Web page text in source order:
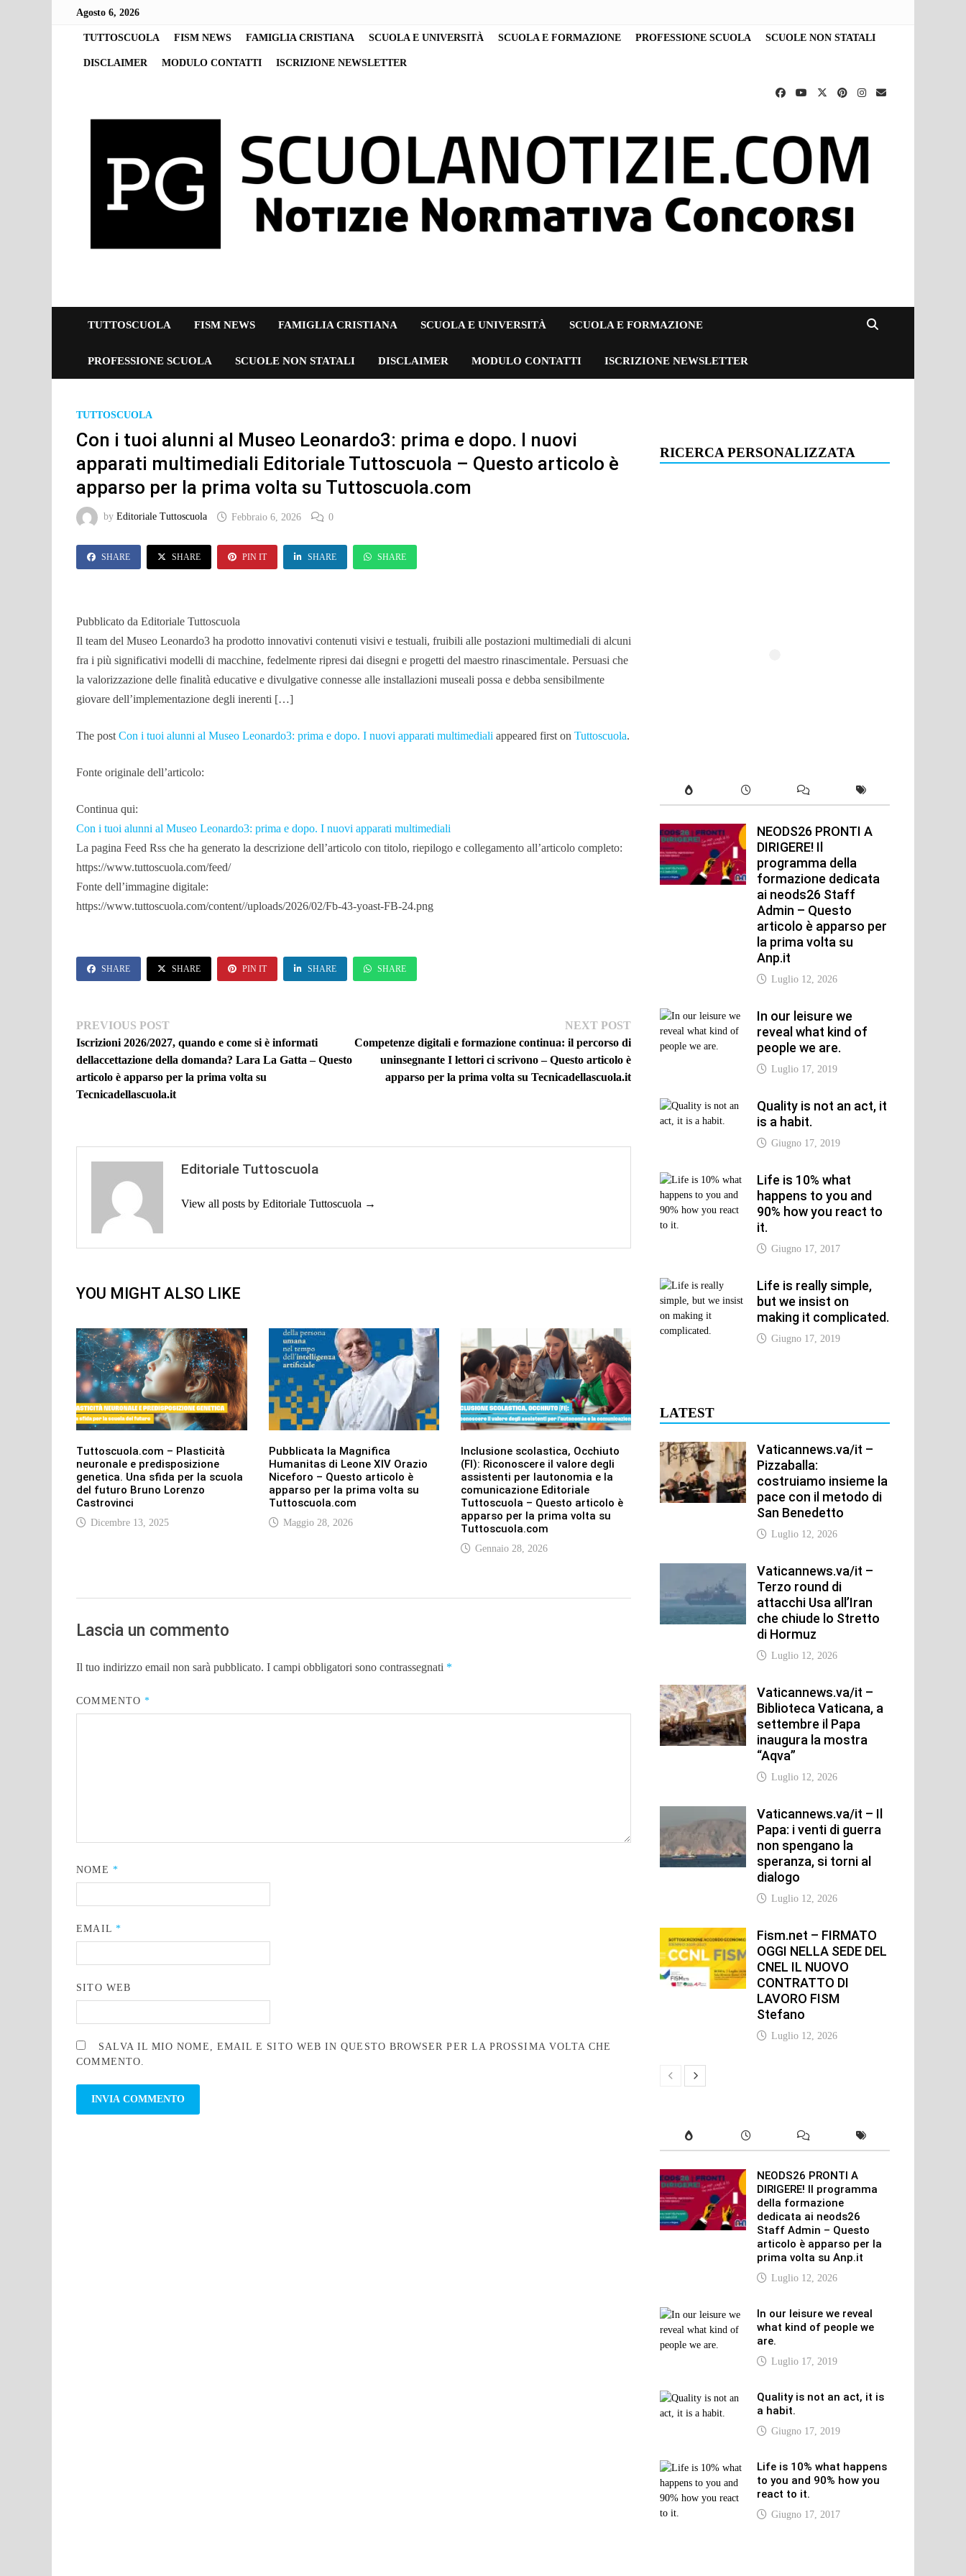
Agosto 6, 2026
TUTTOSCUOLA FISM NEWS FAMIGLIA CRISTIANA SCUOLA E UNIVERSITÀ SCUOLA E FORMAZIONE PROFESSIONE SCUOLA SCUOLE NON STATALI
DISCLAIMER MODULO CONTATTI ISCRIZIONE NEWSLETTER
TUTTOSCUOLA FISM NEWS FAMIGLIA CRISTIANA SCUOLA E UNIVERSITÀ SCUOLA E FORMAZIONE
PROFESSIONE SCUOLA SCUOLE NON STATALI DISCLAIMER MODULO CONTATTI ISCRIZIONE NEWSLETTER
TUTTOSCUOLA
Con i tuoi alunni al Museo Leonardo3: prima e dopo. I nuovi
apparati multimediali Editoriale Tuttoscuola – Questo articolo è
apparso per la prima volta su Tuttoscuola.com
byEditoriale Tuttoscuola Febbraio 6, 2026 0
SHARE SHARE PIN IT SHARE SHARE
Pubblicato da Editoriale Tuttoscuola
Il team del Museo Leonardo3 ha prodotto innovativi contenuti visivi e testuali, fruibili alle postazioni multimediali di alcuni
fra i più significativi modelli di macchine, fedelmente ripresi dai disegni e progetti del maestro rinascimentale. Persuasi che
la valorizzazione delle finalità educative e divulgative connesse alle installazioni museali possa e debba sensibilmente
giovare dell’implementazione degli inerenti […]
The postCon i tuoi alunni al Museo Leonardo3: prima e dopo. I nuovi apparati multimediali appeared first onTuttoscuola.
Fonte originale dell’articolo:
Continua qui:
Con i tuoi alunni al Museo Leonardo3: prima e dopo. I nuovi apparati multimediali
La pagina Feed Rss che ha generato la descrizione dell’articolo con titolo, riepilogo e collegamento all’articolo completo:
https://www.tuttoscuola.com/feed/
Fonte dell’immagine digitale:
https://www.tuttoscuola.com/content//uploads/2026/02/Fb-43-yoast-FB-24.png
SHARE SHARE PIN IT SHARE SHARE
Navigazione
articoli
PREVIOUS POSTPrevious
post:
Iscrizioni 2026/2027, quando e come si è informati
dellaccettazione della domanda? Lara La Gatta – Questo
articolo è apparso per la prima volta su
Tecnicadellascuola.it
NEXT POSTNext
post:
Competenze digitali e formazione continua: il percorso di
uninsegnante I lettori ci scrivono – Questo articolo è
apparso per la prima volta su Tecnicadellascuola.it
Editoriale Tuttoscuola
View all posts by Editoriale Tuttoscuola →
YOU MIGHT ALSO LIKE
Tuttoscuola.com – Plasticità
neuronale e predisposizione
genetica. Una sfida per la scuola
del futuro Bruno Lorenzo
Castrovinci
Dicembre 13, 2025
Pubblicata la Magnifica
Humanitas di Leone XIV Orazio
Niceforo – Questo articolo è
apparso per la prima volta su
Tuttoscuola.com
Maggio 28, 2026
Inclusione scolastica, Occhiuto
(FI): Riconoscere il valore degli
assistenti per lautonomia e la
comunicazione Editoriale
Tuttoscuola – Questo articolo è
apparso per la prima volta su
Tuttoscuola.com
Gennaio 28, 2026
Lascia un commento
Il tuo indirizzo email non sarà pubblicato. I campi obbligatori sono contrassegnati *
COMMENTO *
NOME *
EMAIL *
SITO WEB
SALVA IL MIO NOME, EMAIL E SITO WEB IN QUESTO BROWSER PER LA PROSSIMA VOLTA CHE
COMMENTO.
RICERCA PERSONALIZZATA
NEODS26 PRONTI A
DIRIGERE! Il
programma della
formazione dedicata
ai neods26 Staff
Admin – Questo
articolo è apparso per
la prima volta su
Anp.it
Luglio 12, 2026
In our leisure we
reveal what kind of
people we are.
Luglio 17, 2019
Quality is not an act, it
is a habit.
Giugno 17, 2019
Life is 10% what
happens to you and
90% how you react to
it.
Giugno 17, 2017
Life is really simple,
but we insist on
making it complicated.
Giugno 17, 2019
LATEST
Vaticannews.va/it –
Pizzaballa:
costruiamo insieme la
pace con il metodo di
San Benedetto
Luglio 12, 2026
Vaticannews.va/it –
Terzo round di
attacchi Usa all’Iran
che chiude lo Stretto
di Hormuz
Luglio 12, 2026
Vaticannews.va/it –
Biblioteca Vaticana, a
settembre il Papa
inaugura la mostra
“Aqva”
Luglio 12, 2026
Vaticannews.va/it – Il
Papa: i venti di guerra
non spengano la
speranza, si torni al
dialogo
Luglio 12, 2026
Fism.net – FIRMATO
OGGI NELLA SEDE DEL
CNEL IL NUOVO
CONTRATTO DI
LAVORO FISM
Stefano
Luglio 12, 2026
NEODS26 PRONTI A
DIRIGERE! Il programma
della formazione
dedicata ai neods26
Staff Admin – Questo
articolo è apparso per la
prima volta su Anp.it
Luglio 12, 2026
In our leisure we reveal
what kind of people we
are.
Luglio 17, 2019
Quality is not an act, it is
a habit.
Giugno 17, 2019
Life is 10% what happens
to you and 90% how you
react to it.
Giugno 17, 2017